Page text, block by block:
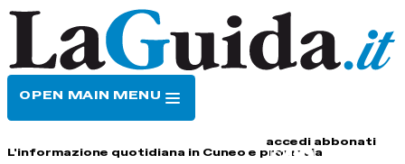
OPEN MAIN MENU
accedi abbonati
L'informazione quotidiana in Cuneo e provincia